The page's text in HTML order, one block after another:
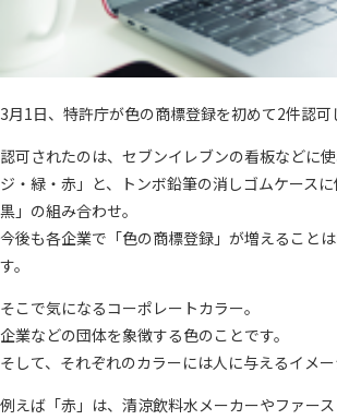
3月1日、特許庁が色の商標登録を初めて2件認可
認可されたのは、セブンイレブンの看板などに
ジ・緑・赤」と、トンボ鉛筆の消しゴムケースに
黒」の組み合わせ。
今後も各企業で「色の商標登録」が増えること
す。
そこで気になるコーポレートカラー。
企業などの団体を象徴する色のことです。
そして、それぞれのカラーには人に与えるイメー
例えば「赤」は、清涼飲料水メーカーやファー